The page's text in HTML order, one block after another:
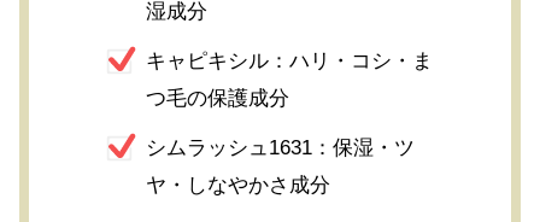
湿成分
キャピキシル：ハリ・コシ・ま
つ毛の保護成分
シムラッシュ1631：保湿・ツ
ヤ・しなやかさ成分